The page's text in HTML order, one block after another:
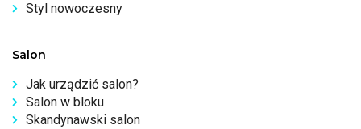
Styl nowoczesny
Salon
Jak urządzić salon?
Salon w bloku
Skandynawski salon